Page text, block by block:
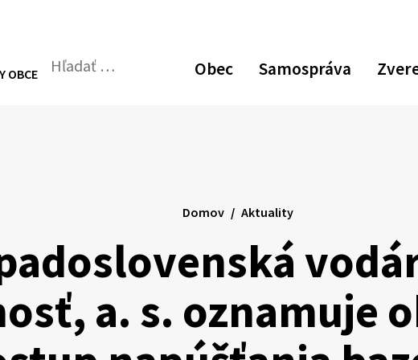
OBCE Obec Samospráva
Hľadať:
Odoslať
a. s. oznamuje
Domov Aktuality